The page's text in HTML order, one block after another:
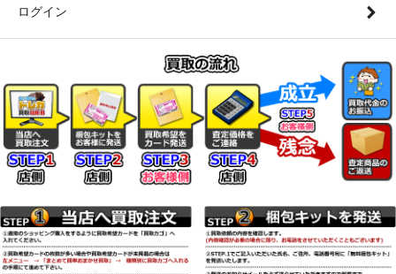
ログイン